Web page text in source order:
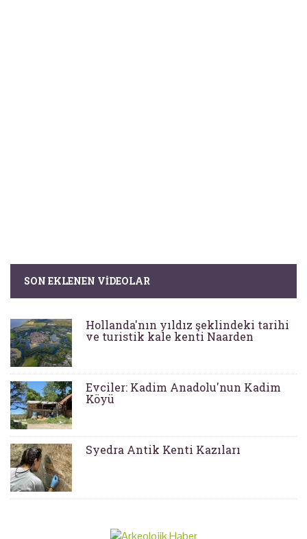
SON EKLENEN VIDEOLAR
Hollanda'nın yıldız şeklindeki tarihi
ve turistik kale kenti Naarden
Evciler: Kadim Anadolu'nun Kadim
Köyü
Syedra Antik Kenti Kazıları